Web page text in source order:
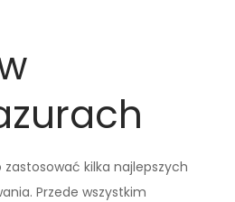
kilka najlepszych
Przede wszystkim